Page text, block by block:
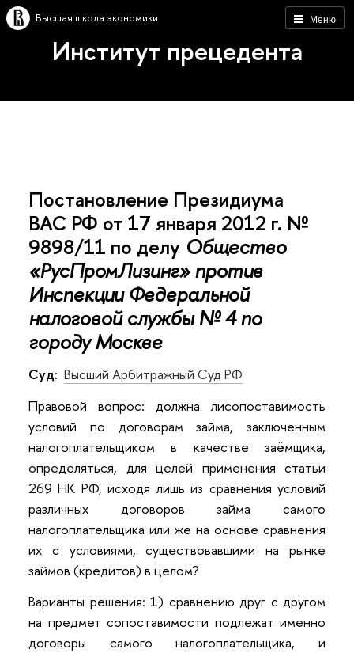
Меню
Высшая школа экономики
Институт прецедента
Постановление Президиума
ВАС РФ от 17 января 2012 г. №
9898/11 по делу Общество
«РусПромЛизинг» против
Инспекции Федеральной
налоговой службы № 4 по
городу Москве
Суд: Высший Арбитражный Суд РФ
Правовой вопрос: должна лисопоставимость
условий по договорам займа, заключенным
налогоплательщиком в качестве заёмщика,
определяться, для целей применения статьи
269 НК РФ, исходя лишь из сравнения условий
различных договоров займа самого
налогоплательщика или же на основе сравнения
их с условиями, существовавшими на рынке
займов (кредитов) в целом?
Варианты решения: 1) сравнению друг с другом
на предмет сопоставимости подлежат именно
договоры самого налогоплательщика, и